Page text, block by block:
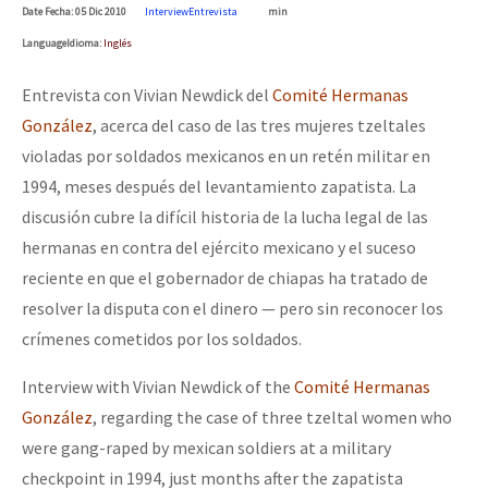
DateFecha: 05 Dic 2010
InterviewEntrevista
min
LanguageIdioma: Inglés
Entrevista con Vivian Newdick del Comité Hermanas
González, acerca del caso de las tres mujeres tzeltales
violadas por soldados mexicanos en un retén militar en
1994, meses después del levantamiento zapatista. La
discusión cubre la difícil historia de la lucha legal de las
hermanas en contra del ejército mexicano y el suceso
reciente en que el gobernador de chiapas ha tratado de
resolver la disputa con el dinero — pero sin reconocer los
crímenes cometidos por los soldados.
Interview with Vivian Newdick of the Comité Hermanas
González, regarding the case of three tzeltal women who
were gang-raped by mexican soldiers at a military
checkpoint in 1994, just months after the zapatista